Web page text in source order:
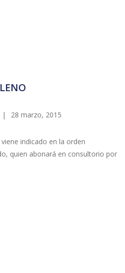
| 28 marzo, 2015
indicado en la orden
quien abonará en consultorio por